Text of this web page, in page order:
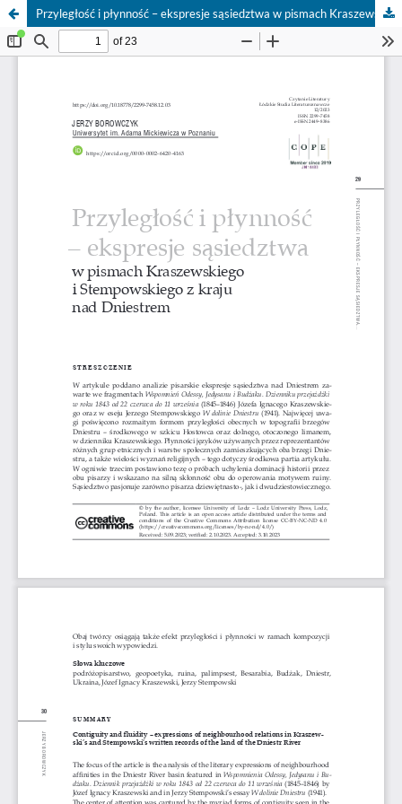
Przyległość i płynność – ekspresje sąsiedztwa w pismach Kraszewskiego i Stempowskiego z kraju nad Dniestrem